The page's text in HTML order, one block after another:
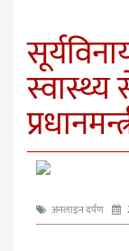
स्वास्थ्य
अनलाइन दर्पण